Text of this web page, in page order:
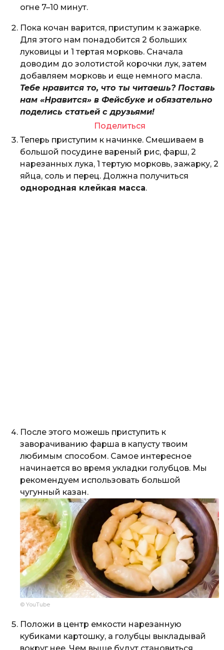
огне 7–10 минут.
Пока кочан варится, приступим к зажарке.
Для этого нам понадобится 2 больших
луковицы и 1 тертая морковь. Сначала
доводим до золотистой корочки лук, затем
добавляем морковь и еще немного масла.
Тебе нравится то, что ты читаешь? Поставь
нам «Нравится» в Фейсбуке и обязательно
поделись статьей с друзьями!
Поделиться
Теперь приступим к начинке. Смешиваем в
большой посудине вареный рис, фарш, 2
нарезанных лука, 1 тертую морковь, зажарку, 2
яйца, соль и перец. Должна получиться
однородная клейкая масса.
После этого можешь приступить к
заворачиванию фарша в капусту твоим
любимым способом. Самое интересное
начинается во время укладки голубцов. Мы
рекомендуем использовать большой
чугунный казан.
© YouTube
Положи в центр емкости нарезанную
кубиками картошку, а голубцы выкладывай
вокруг нее. Чем выше будут становиться